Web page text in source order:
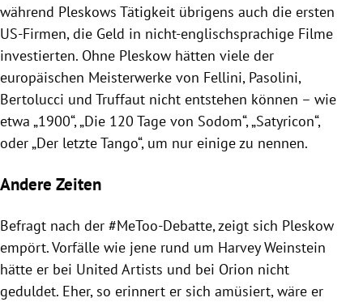
während Pleskows Tätigkeit übrigens auch die ersten
US-Firmen, die Geld in nicht-englischsprachige Filme
investierten. Ohne Pleskow hätten viele der
europäischen Meisterwerke von Fellini, Pasolini,
Bertolucci und Truffaut nicht entstehen können – wie
etwa „1900“, „Die 120 Tage von Sodom“, „Satyricon“,
oder „Der letzte Tango“, um nur einige zu nennen.
Andere Zeiten
Befragt nach der #MeToo-Debatte, zeigt sich Pleskow
empört. Vorfälle wie jene rund um Harvey Weinstein
hätte er bei United Artists und bei Orion nicht
geduldet. Eher, so erinnert er sich amüsiert, wäre er